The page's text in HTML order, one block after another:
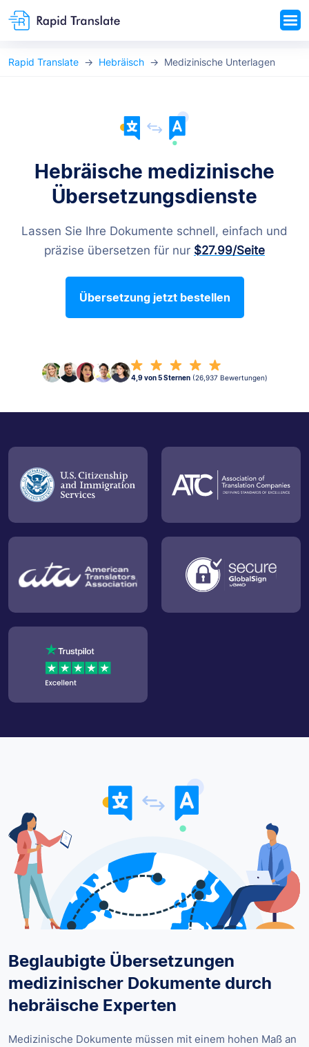
Rapid Translate Hebräisch Medizinische Unterlagen
Hebräische medizinische
Übersetzungsdienste
Lassen Sie Ihre Dokumente schnell, einfach und
präzise übersetzen für nur $27.99/Seite
Übersetzung jetzt bestellen
4,9 von 5 Sternen (26,937 Bewertungen)
Beglaubigte Übersetzungen
medizinischer Dokumente durch
hebräische Experten
Medizinische Dokumente müssen mit einem hohen Maß an